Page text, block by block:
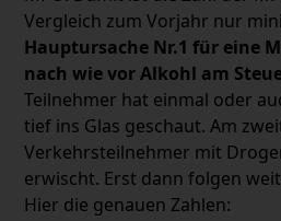
Vergleich zum Vorjahr nur
Hauptursache Nr.1 für eine
nach wie vor Alkohl am
Teilnehmer hat einmal oder
tief ins Glas geschaut. Am
Verkehrsteilnehmer mit
erwischt. Erst dann folgen
Hier die genauen Zahlen: